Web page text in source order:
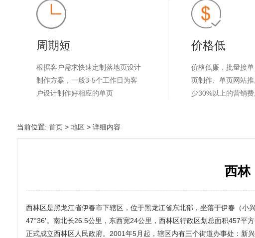
周期短
根据客户需求快速定制落地页设计
制作方案，一般3-5个工作日为客
户设计制作好相应的单页
价格低
价格低廉，批量接
页制作、单页网站
少30%以上的营销费
当前位置: 首页> 地区> 详细内容
西林
西林区是黑龙江省伊春市下辖区，位于黑龙江省东北部，坐落于伊春（小
47°36′。南北长26.5公里，东西宽24公里，西林区行政区划总面积457
正式成立西林区人民政府。2001年5月起，辖区内有三个街道办事处：新